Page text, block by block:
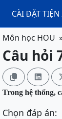
CÀI ĐẶT TIỆN
Môn học HOU
Câu hỏi
 
Trong hệ thống,
Chọn đáp án: